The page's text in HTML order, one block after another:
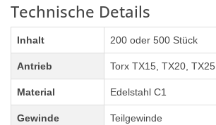
Technische Details
Inhalt 200 oder 500 Stück
Antrieb Torx TX15, TX20, TX25
Material Edelstahl C1
Gewinde Teilgewinde